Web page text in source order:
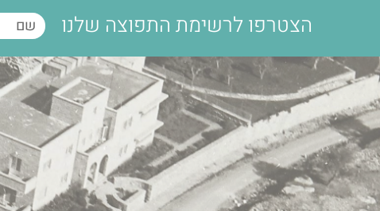
הצטרפו לרשימת התפוצה שלנו